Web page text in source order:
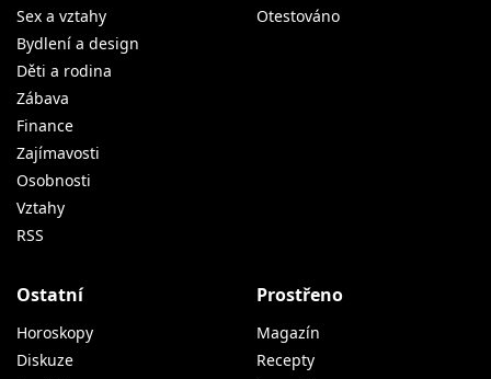
Sex a vztahy
Bydlení a design
Děti a rodina
Zábava
Finance
Zajímavosti
Osobnosti
Vztahy
RSS
Otestováno
Ostatní
Horoskopy
Diskuze
Prostřeno
Magazín
Recepty